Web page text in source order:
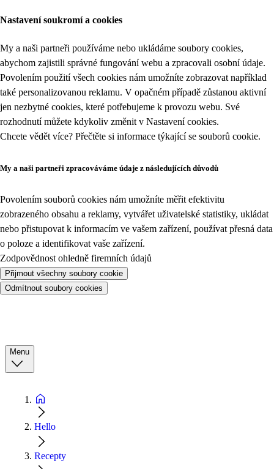
Nastavení soukromí a cookies
My a naši partneři používáme nebo ukládáme soubory cookies,
abychom zajistili správné fungování webu a zpracovali osobní údaje.
Povolením použití všech cookies nám umožníte zobrazovat například
také personalizovanou reklamu. V opačném případě zůstanou aktivní
jen nezbytné cookies, které potřebujeme k provozu webu. Své
rozhodnutí můžete kdykoliv změnit v Nastavení cookies.
Chcete vědět více? Přečtěte si informace týkající se souborů cookie.
My a naši partneři zpracováváme údaje z následujících důvodů
Povolením souborů cookies nám umožníte měřit efektivitu
zobrazeného obsahu a reklamy, vytvářet uživatelské statistiky, ukládat
nebo přistupovat k informacím ve vašem zařízení, používat přesná data
o poloze a identifikovat vaše zařízení.
Zodpovědnost ohledně firemních údajů
Přijmout všechny soubory cookie
Odmítnout soubory cookies
Menu
Hello
Recepty